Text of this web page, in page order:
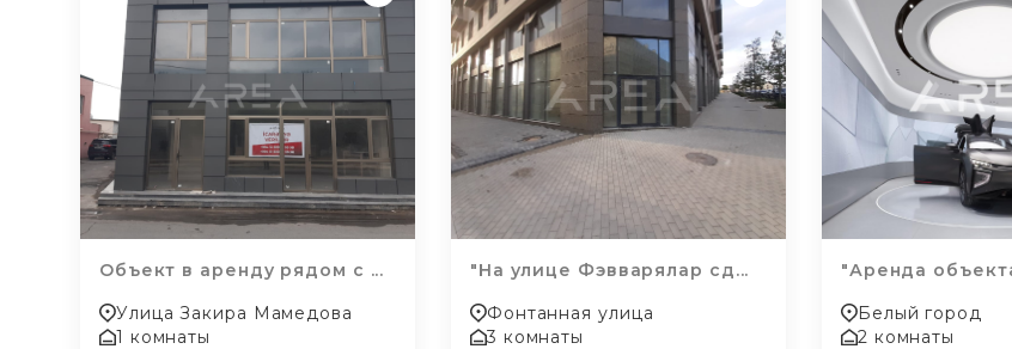
Объект в аренду рядом с ...
Улица Закира Мамедова
1 комнаты
"На улице Фэвварялар сд...
Фонтанная улица
3 комнаты
"Аренда
Белый город
2 комнаты